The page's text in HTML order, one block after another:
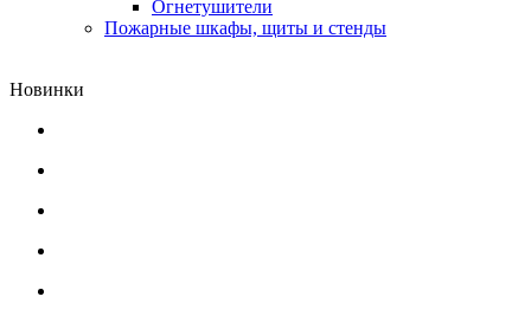
Огнетушители
Пожарные шкафы, щиты и стенды
Новинки